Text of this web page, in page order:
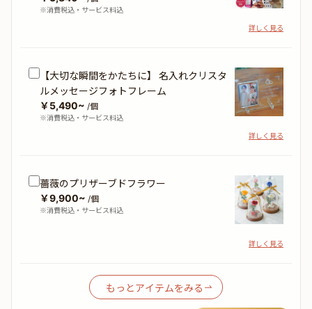
※消費税込・サービス料込
詳しく見る
【大切な瞬間をかたちに】 名入れクリスタ
ルメッセージフォトフレーム
￥5,490~ /個
※消費税込・サービス料込
詳しく見る
薔薇のプリザーブドフラワー
￥9,900~ /個
※消費税込・サービス料込
詳しく見る
もっとアイテムをみる